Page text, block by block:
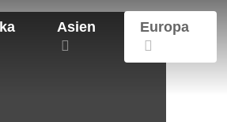
Asien Europa